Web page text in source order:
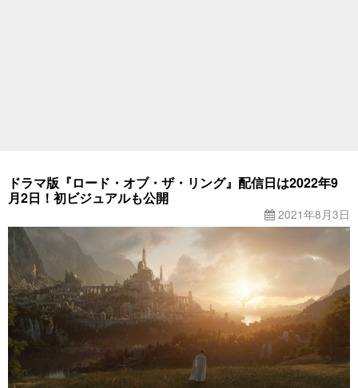
ドラマ版『ロード・オブ・ザ・リング』配信日は2022年9
月2日！初ビジュアルも公開
2021年8月3日